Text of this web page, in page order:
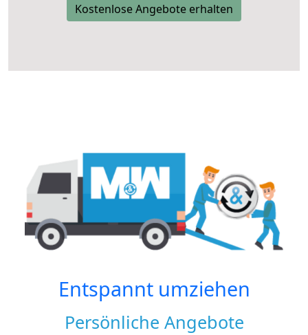
Kostenlose Angebote erhalten
Entspannt umziehen
Persönliche Angebote